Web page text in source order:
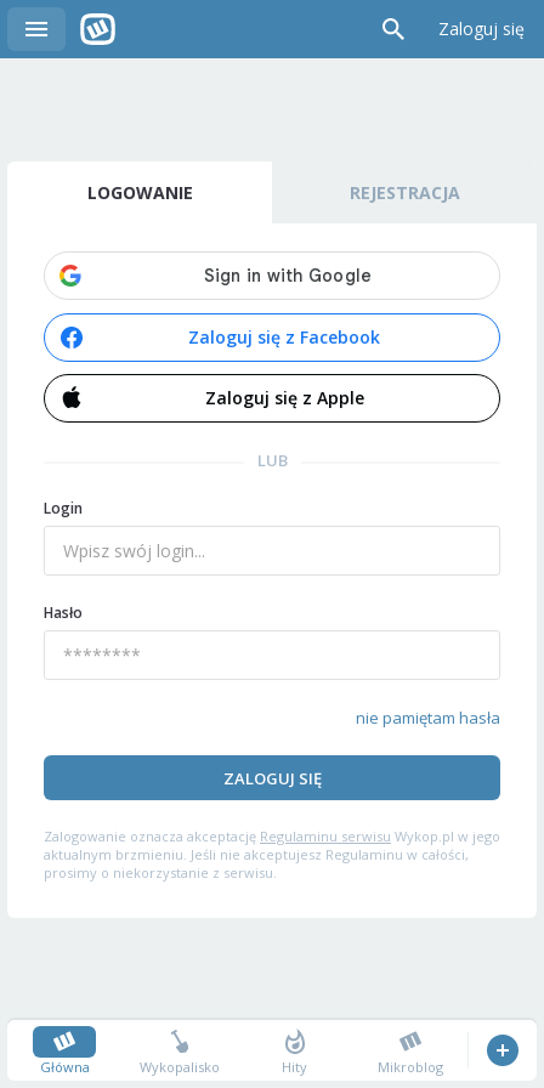
Zaloguj się
LOGOWANIE REJESTRACJA
Zaloguj się z Facebook
Zaloguj się z Apple
LUB
Login
Hasło
nie pamiętam hasła
ZALOGUJ SIĘ
Zalogowanie oznacza akceptację Regulaminu serwisu Wykop.pl w jego
aktualnym brzmieniu. Jeśli nie akceptujesz Regulaminu w całości,
prosimy o niekorzystanie z serwisu.
Główna Wykopalisko Hity Mikroblog